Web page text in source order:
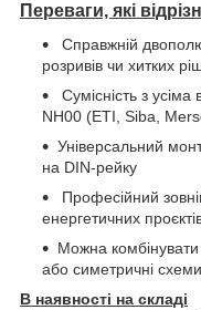
Переваги, які
Справжній
розривів чи хитких
Сумісність з
NH00 (ETI, Siba,
Універсальний
на DIN-рейку
Професійний
енергетичних
Можна
або симетричні схеми
В наявності на складі